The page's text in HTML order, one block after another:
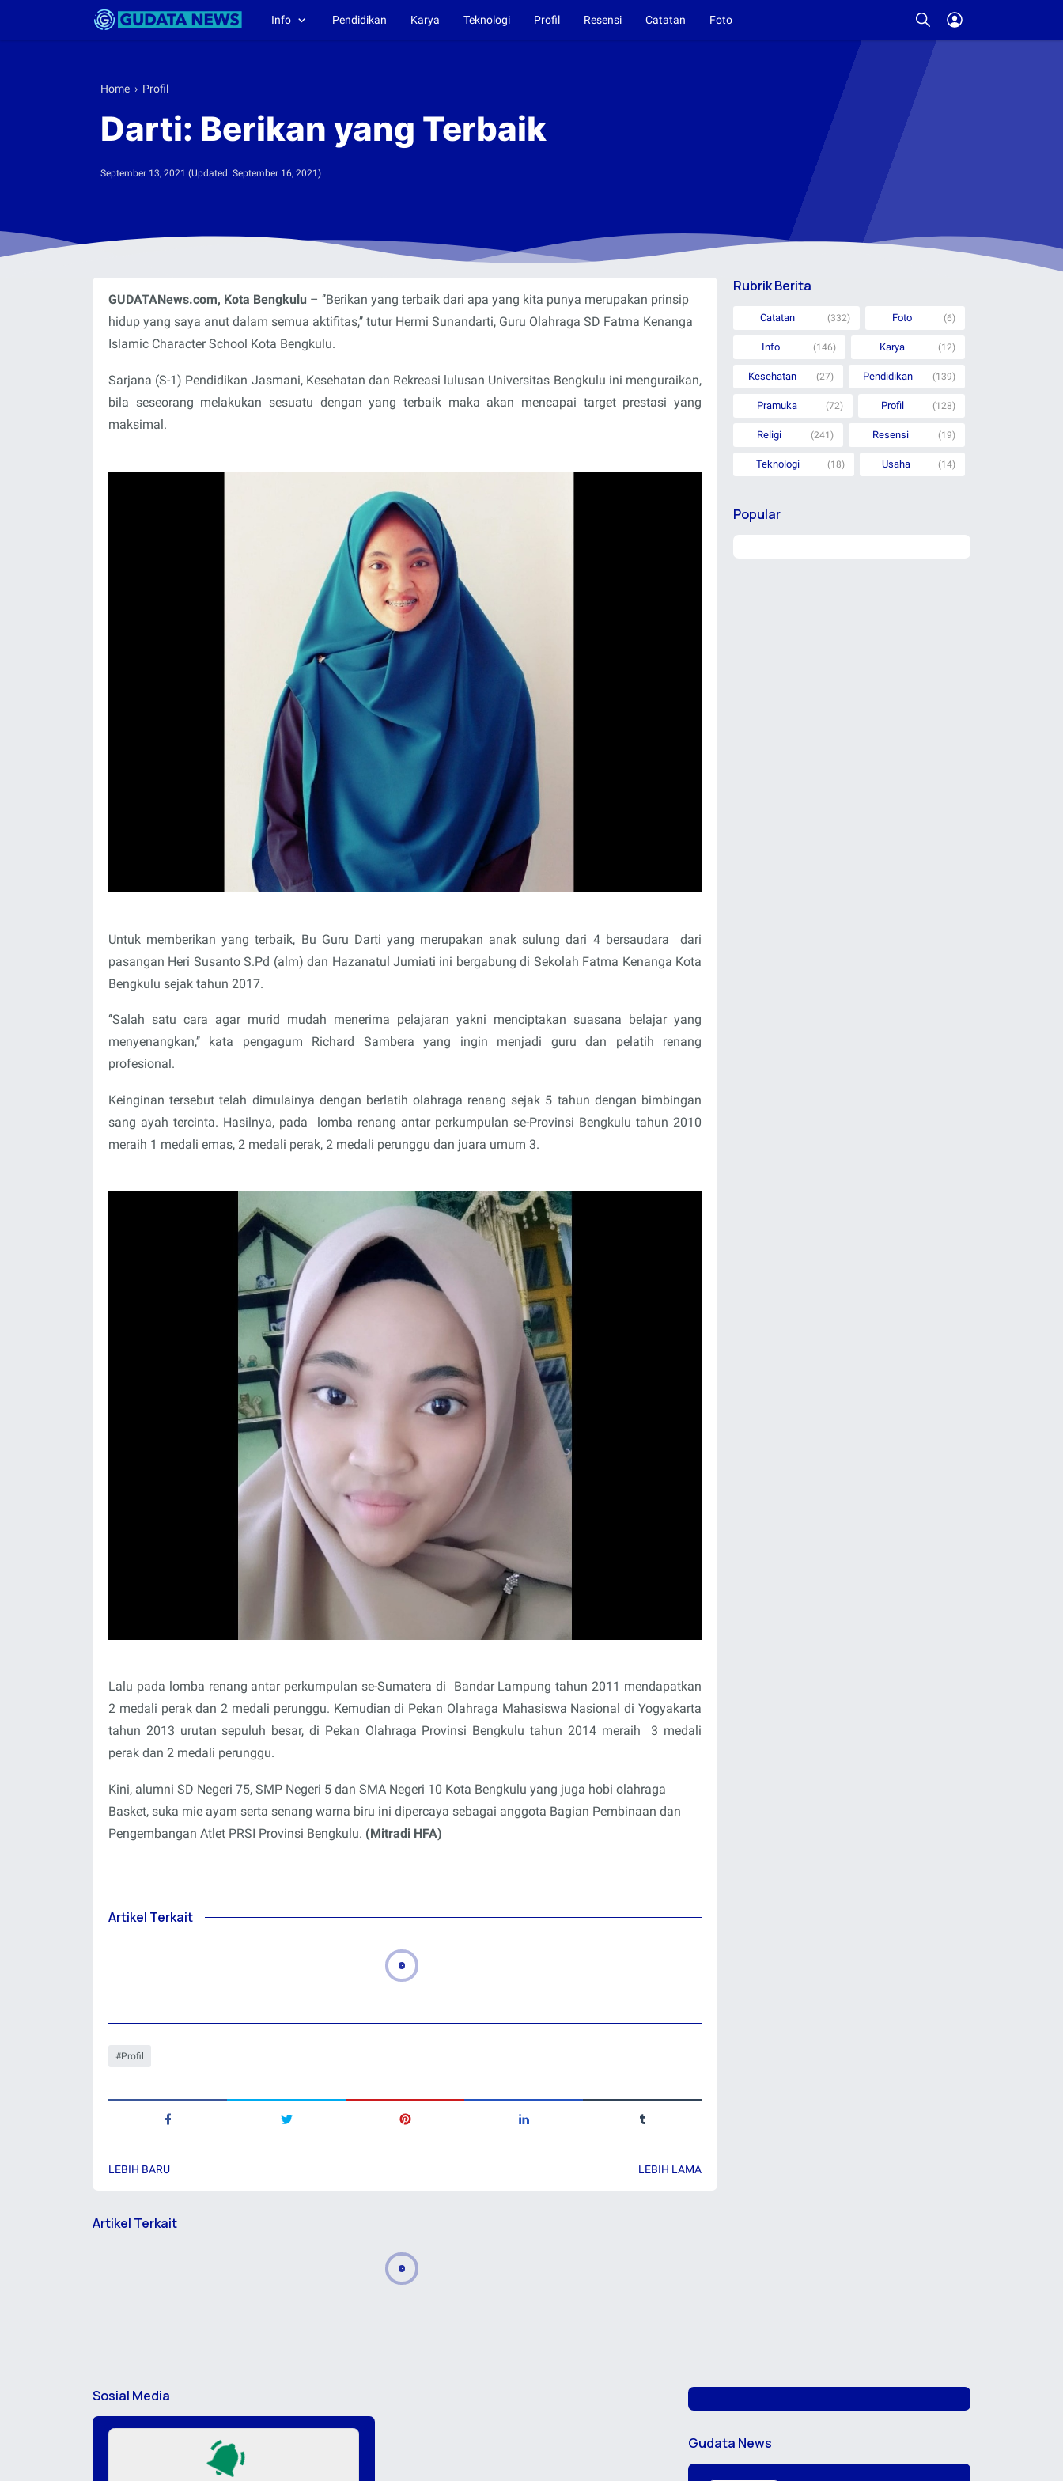
Info Pendidikan Karya Teknologi Profil Resensi Catatan Foto
Home › Profil
Darti: Berikan yang Terbaik
September 13, 2021 (Updated: September 16, 2021)
GUDATANews.com, Kota Bengkulu – ‘’Berikan yang terbaik dari apa yang kita punya merupakan prinsip
hidup yang saya anut dalam semua aktifitas,’’ tutur Hermi Sunandarti, Guru Olahraga SD Fatma Kenanga
Islamic Character School Kota Bengkulu.
Sarjana (S-1) Pendidikan Jasmani, Kesehatan dan Rekreasi lulusan Universitas Bengkulu ini menguraikan,
bila seseorang melakukan sesuatu dengan yang terbaik maka akan mencapai target prestasi yang
maksimal.
Untuk memberikan yang terbaik, Bu Guru Darti yang merupakan anak sulung dari 4 bersaudara
dari
pasangan Heri Susanto S.Pd (alm) dan Hazanatul Jumiati ini bergabung di Sekolah Fatma Kenanga Kota
Bengkulu sejak tahun 2017.
‘’Salah satu cara agar murid mudah menerima pelajaran yakni menciptakan suasana belajar yang
menyenangkan,’’ kata pengagum Richard Sambera yang ingin menjadi guru dan pelatih renang
profesional.
Keinginan tersebut telah dimulainya dengan berlatih olahraga renang sejak 5 tahun dengan bimbingan
sang ayah tercinta. Hasilnya, pada
lomba renang antar perkumpulan se-Provinsi Bengkulu tahun 2010
meraih 1 medali emas, 2 medali perak, 2 medali perunggu dan juara umum 3.
Lalu pada lomba renang antar perkumpulan se-Sumatera di
Bandar Lampung tahun 2011 mendapatkan
2 medali perak dan 2 medali perunggu. Kemudian di Pekan Olahraga Mahasiswa Nasional di Yogyakarta
tahun 2013 urutan sepuluh besar, di Pekan Olahraga Provinsi Bengkulu tahun 2014 meraih
3 medali
perak dan 2 medali perunggu.
Kini, alumni SD Negeri 75, SMP Negeri 5 dan SMA Negeri 10 Kota Bengkulu yang juga hobi olahraga
Basket, suka mie ayam serta senang warna biru ini dipercaya sebagai anggota Bagian Pembinaan dan
Pengembangan Atlet PRSI Provinsi Bengkulu. (Mitradi HFA)
Artikel Terkait
Profil
LEBIH BARU LEBIH LAMA
Artikel Terkait
Rubrik Berita
Catatan (332) Foto (6)
Info (146) Karya (12)
Kesehatan (27) Pendidikan (139)
Pramuka (72) Profil (128)
Religi (241) Resensi (19)
Teknologi (18) Usaha (14)
Popular
Sosial Media
Gudata News